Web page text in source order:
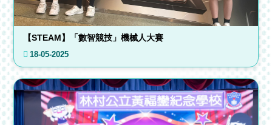
【STEAM】「數智競技」機械人大賽
18-05-2025